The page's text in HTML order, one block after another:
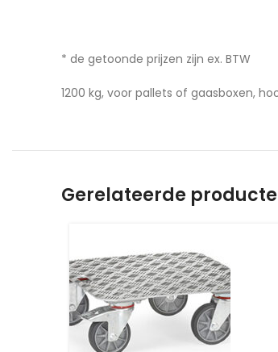
* de getoonde prijzen zijn ex. BTW
1200 kg, voor pallets of gaasboxen,
Gerelateerde